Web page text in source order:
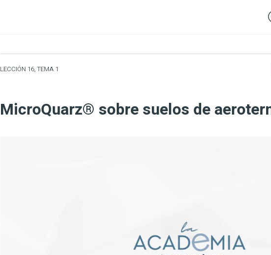
LECCIÓN 16, TEMA 1
MicroQuarz® sobre suelos de